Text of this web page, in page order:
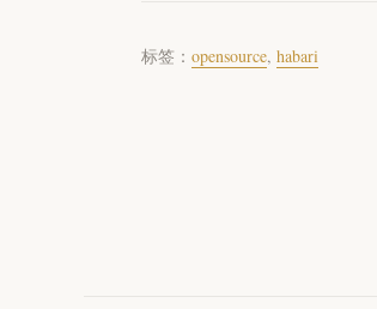
标签： opensource, habari